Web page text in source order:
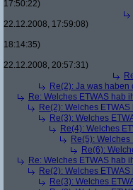
17:50:22)
22.12.2008, 17:59:08)
18:14:35)
22.12.2008, 20:57:31)
Re(2): Ja was
Re: Welches ETWAS hab
Re(2): Welches
Re(3): Welches
Re(4): Welches
Re(5):
Re(6):
Re: Welches ETWAS hab
Re(2): Welches
Re(3): Welches